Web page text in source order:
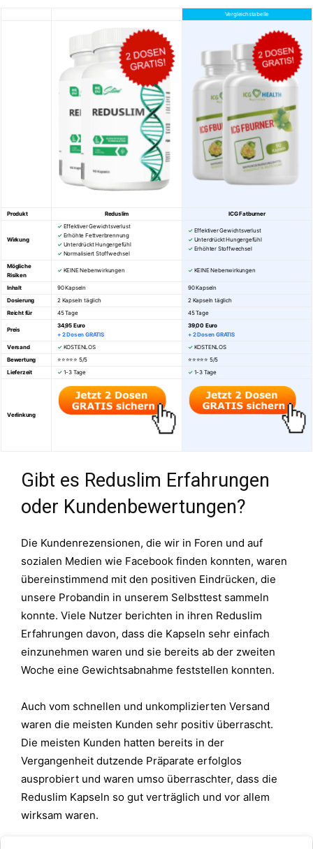
Vergleichstabelle
Produkt Reduslim ICG Fatburner
Wirkung
✓Effektiver Gewichtsverlust
✓Erhöhte Fettverbrennung
✓Unterdrückt Hungergefühl
✓Normalisiert Stoffwechsel
✓Effektiver Gewichtsverlust
✓Unterdrückt Hungergefühl
✓ Erhöhter Stoffwechsel
Mögliche
Risiken
✓KEINE Nebenwirkungen ✓ KEINE Nebenwirkungen
Inhalt 90 Kapseln
90 Kapseln
Dosierung
2 Kapseln täglich
2 Kapseln täglich
Reicht für
45 Tage 45 Tage
Preis
34,95 Euro
+ 2 Dosen GRATIS
39,00 Euro
+ 2 Dosen GRATIS
Versand
✓KOSTENLOS ✓ KOSTENLOS
Bewertung
⭐⭐⭐⭐⭐ 5/5 ⭐⭐⭐⭐⭐ 5/5
Lieferzeit
✓ 1-3 Tage ✓ 1-3 Tage
Verlinkung
Gibt es Reduslim Erfahrungen
oder Kundenbewertungen?
Die Kundenrezensionen, die wir in Foren und auf
sozialen Medien wie Facebook finden konnten, waren
übereinstimmend mit den positiven Eindrücken, die
unsere Probandin in unserem Selbsttest sammeln
konnte. Viele Nutzer berichten in ihren Reduslim
Erfahrungen davon, dass die Kapseln sehr einfach
einzunehmen waren und sie bereits ab der zweiten
Woche eine Gewichtsabnahme feststellen konnten.
Auch vom schnellen und unkomplizierten Versand
waren die meisten Kunden sehr positiv überrascht.
Die meisten Kunden hatten bereits in der
Vergangenheit dutzende Präparate erfolglos
ausprobiert und waren umso überraschter, dass die
Reduslim Kapseln so gut verträglich und vor allem
wirksam waren.